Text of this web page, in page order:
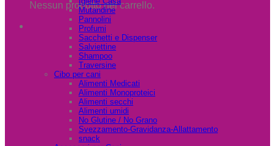
Nessun prodotto nel carrello.
Mutandine
Pannolini
Profumi
Sacchetti e Dispenser
Salviettine
Shampoo
Traversine
Cibo per cani
Alimenti Medicati
Alimenti Monoproteici
Alimenti secchi
Alimenti umidi
No Glutine / No Grano
Svezzamento-Gravidanza-Allattamento
snack